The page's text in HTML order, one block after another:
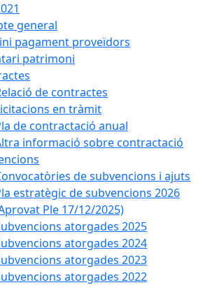
general
pagament proveïdors
patrimoni
de contractes
en tràmit
de contractació anual
informació sobre contractació
de subvencions i ajuts
estratègic de subvencions 2026
Ple 17/12/2025)
atorgades 2025
atorgades 2024
atorgades 2023
atorgades 2022